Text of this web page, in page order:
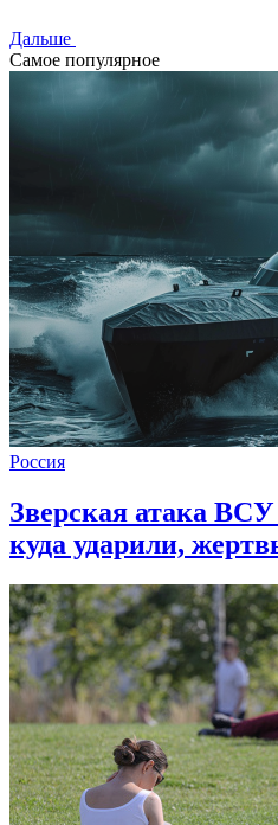
Дальше
Самое популярное
Россия
Зверская атака
куда ударили,